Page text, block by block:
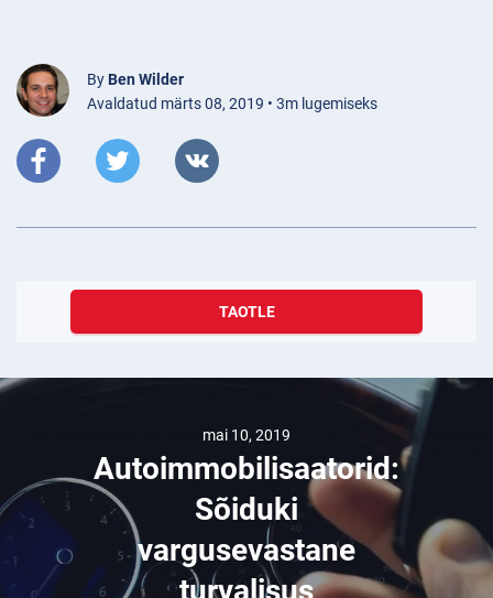
By Ben Wilder
Avaldatud märts 08, 2019 • 3m lugemiseks
TAOTLE
mai 10, 2019
Autoimmobilisaatorid:
Sõiduki
vargusevastane